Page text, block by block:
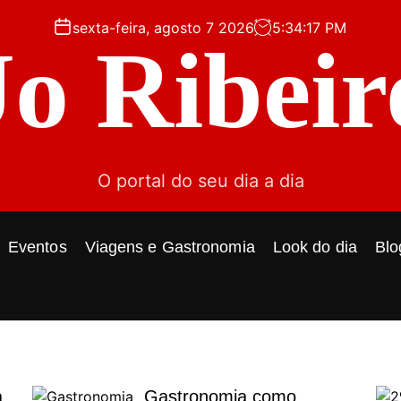
sexta-feira, agosto 7 2026 5:34:18 PM
O portal do seu dia a dia
Eventos Viagens e Gastronomia Look do dia
Gastronomia como